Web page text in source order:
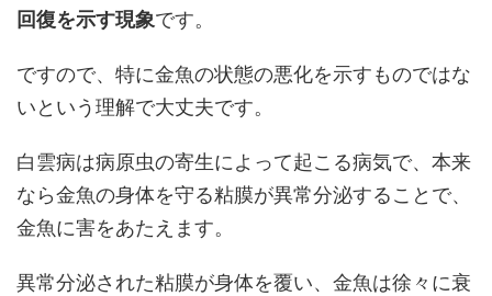
回復を示す現象です。
ですので、特に金魚の状態の悪化を示すものではな
いという理解で大丈夫です。
白雲病は病原虫の寄生によって起こる病気で、本来
なら金魚の身体を守る粘膜が異常分泌することで、
金魚に害をあたえます。
異常分泌された粘膜が身体を覆い、金魚は徐々に衰